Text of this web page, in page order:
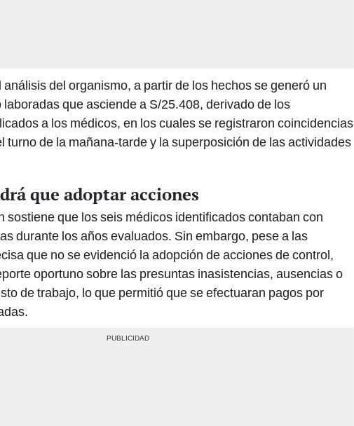
análisis del organismo, a partir de los hechos se generó un
laboradas que asciende a S/25.408, derivado de los
a los médicos, en los cuales se registraron coincidencias
turno de la mañana-tarde y la superposición de las actividades
que adoptar acciones
sostiene que los seis médicos identificados contaban con
durante los años evaluados. Sin embargo, pese a las
que no se evidenció la adopción de acciones de control,
oportuno sobre las presuntas inasistencias, ausencias o
de trabajo, lo que permitió que se efectuaran pagos por